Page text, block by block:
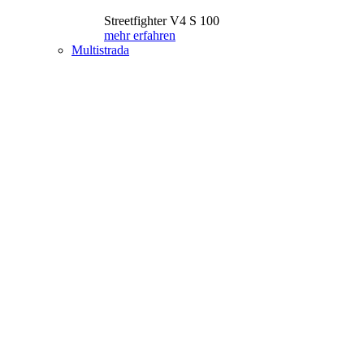
Streetfighter V4 S 100
mehr erfahren
Multistrada